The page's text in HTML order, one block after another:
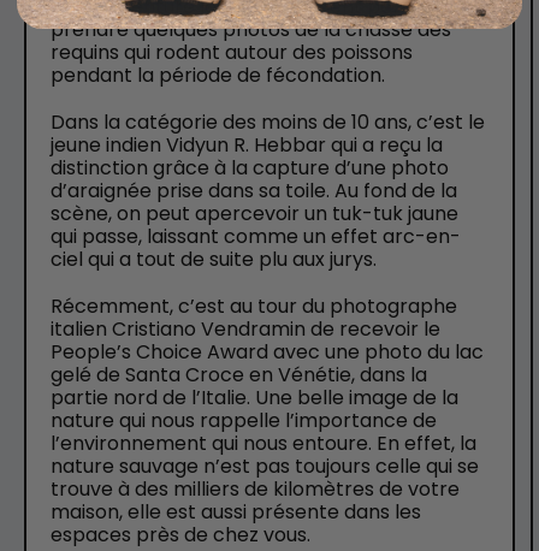
cette aventure leur a également permis de
prendre quelques photos de la chasse des
requins qui rodent autour des poissons
pendant la période de fécondation.
Dans la catégorie des moins de 10 ans, c’est le
jeune indien Vidyun R. Hebbar qui a reçu la
distinction grâce à la capture d’une photo
d’araignée prise dans sa toile. Au fond de la
scène, on peut apercevoir un tuk-tuk jaune
qui passe, laissant comme un effet arc-en-
ciel qui a tout de suite plu aux jurys.
Récemment, c’est au tour du photographe
italien Cristiano Vendramin de recevoir le
People’s Choice Award avec une photo du lac
gelé de Santa Croce en Vénétie, dans la
partie nord de l’Italie. Une belle image de la
nature qui nous rappelle l’importance de
l’environnement qui nous entoure. En effet, la
nature sauvage n’est pas toujours celle qui se
trouve à des milliers de kilomètres de votre
maison, elle est aussi présente dans les
espaces près de chez vous.